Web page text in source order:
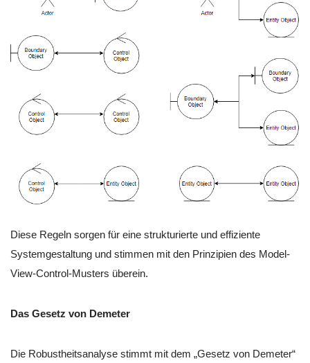
Diese Regeln sorgen für eine strukturierte und effiziente
Systemgestaltung und stimmen mit den Prinzipien des Model-
View-Control-Musters überein.
Das Gesetz von Demeter
Die Robustheitsanalyse stimmt mit dem „Gesetz von Demeter“